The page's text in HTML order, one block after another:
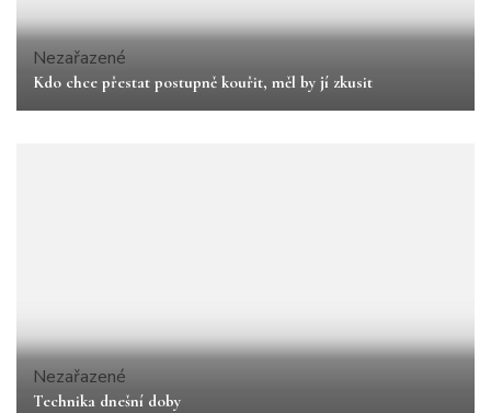
Nezařazené
Kdo chce přestat postupně kouřit, měl by jí zkusit
Nezařazené
Technika dnešní doby